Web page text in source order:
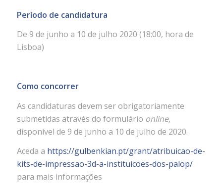
Período de candidatura
De 9 de junho a 10 de julho 2020 (18:00, hora de
Lisboa)
Como concorrer
As candidaturas devem ser obrigatoriamente
submetidas através do formulário online,
disponível de 9 de junho a 10 de julho de 2020.
Aceda a https://gulbenkian.pt/grant/atribuicao-de-
kits-de-impressao-3d-a-instituicoes-dos-palop/
para mais informações